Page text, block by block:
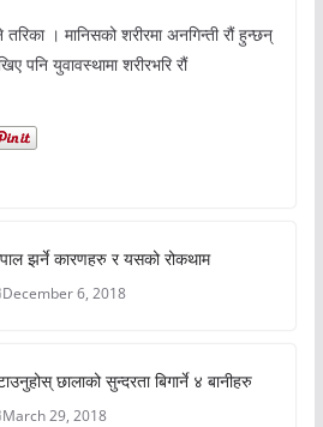
। मानिसको शरीरमा अनगिन्ती रौं हुन्छन्
पनि युवावस्थामा शरीरभरि रौं
झर्ने कारणहरु र यसको रोकथाम
December 6, 2018
छालाको सुन्दरता बिगार्ने ४ बानीहरु
March 29, 2018